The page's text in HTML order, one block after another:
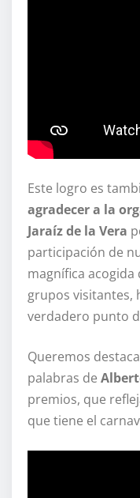
Este logro es
agradecer a la
Jaraíz de la Vera
participación de
magnífica
grupos visitantes,
verdadero punto
Queremos
palabras de
premios, que
que tiene el